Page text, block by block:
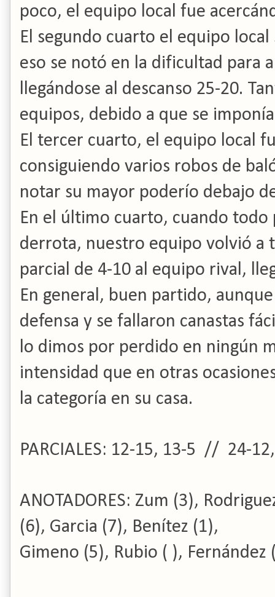
poco, el equipo local fue
El segundo cuarto el equipo
eso se notó en la dificultad para
llegándose al descanso 25-20.
equipos, debido a que se
El tercer cuarto, el equipo local
consiguiendo varios robos de
notar su mayor poderío debajo
En el último cuarto, cuando todo
derrota, nuestro equipo volvió a
parcial de 4-10 al equipo rival,
En general, buen partido,
defensa y se fallaron canastas
lo dimos por perdido en ningún
intensidad que en otras
la categoría en su casa.
PARCIALES: 12-15, 13-5 // 24-
ANOTADORES: Zum (3),
(6), Garcia (7), Benítez (1),
Gimeno (5), Rubio ( ), Fernández